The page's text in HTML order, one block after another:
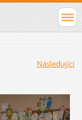
Následující